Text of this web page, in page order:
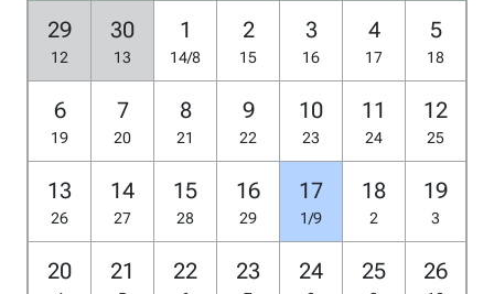
29
12
30
13
1
14/8
2
15
3
16
4
17
5
18
6
19
7
20
8
21
9
22
10
23
11
24
12
25
13
26
14
27
15
28
16
29
17
1/9
18
2
19
3
20 21 22 23 24 25 26